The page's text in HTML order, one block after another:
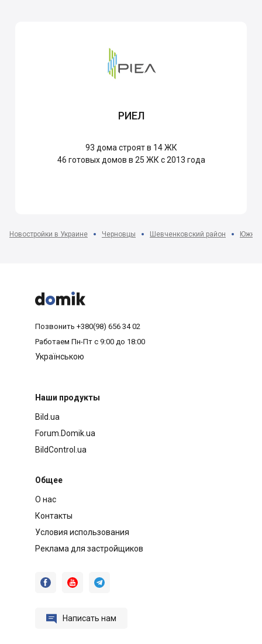
РИЕЛ
93 дома строят в 14 ЖК
46 готовых домов в 25 ЖК с 2013 года
Новостройки в Украине Черновцы Шевченковский район



Позвонить +380(98) 656 34 02
Работаем Пн-Пт с 9:00 до 18:00
Українською
Наши продукты
Bild.ua
Forum.Domik.ua
BildControl.ua
Общее
О нас
Контакты
Условия использования
Реклама для застройщиков
  
 Написать нам